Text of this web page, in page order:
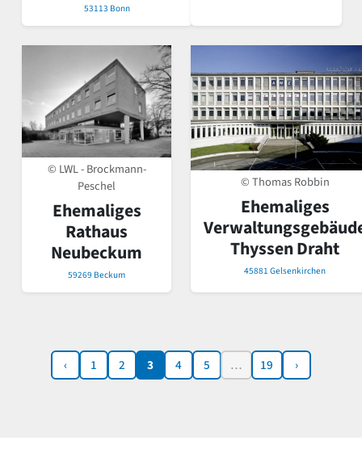
53113 Bonn
© LWL - Brockmann-
Peschel
Ehemaliges
Rathaus
Neubeckum
59269 Beckum
© Thomas Robbin
Ehemaliges
Thyssen Draht
45881 Gelsenkirchen
‹ 1 2 3 4 5 … 19 ›